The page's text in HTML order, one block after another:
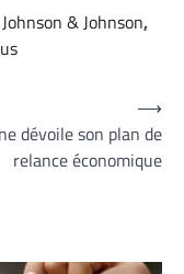
Johnson & Johnson,
dévoile son plan de
relance économique
⟶